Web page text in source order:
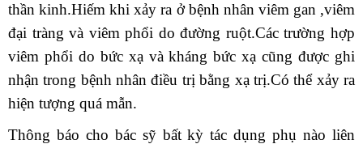
thần kinh.Hiếm khi xảy ra ở bệnh nhân viêm gan ,viêm
đại tràng và viêm phổi do đường ruột.Các trường hợp
viêm phổi do bức xạ và kháng bức xạ cũng được ghi
nhận trong bệnh nhân điều trị bằng xạ trị.Có thể xảy ra
hiện tượng quá mẫn.
Thông báo cho bác sỹ bất kỳ tác dụng phụ nào liên